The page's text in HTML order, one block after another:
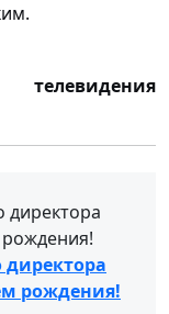
телевидения
директора
рождения!